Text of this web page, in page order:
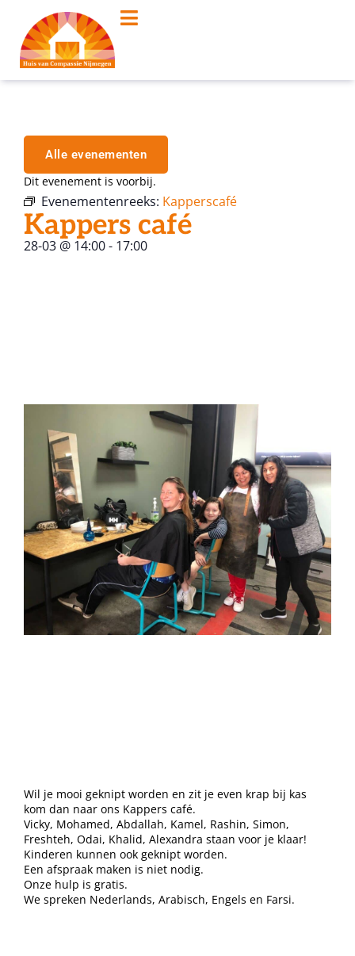
Alle evenementen
Dit evenement is voorbij.
Evenementenreeks: Kapperscafé
Kappers café
28-03 @ 14:00- 17:00
Wil je mooi geknipt worden en zit je even krap bij kas
kom dan naar ons Kappers café.
Vicky, Mohamed, Abdallah, Kamel, Rashin, Simon,
Freshteh, Odai, Khalid, Alexandra staan voor je klaar!
Kinderen kunnen ook geknipt worden.
Een afspraak maken is niet nodig.
Onze hulp is gratis.
We spreken Nederlands, Arabisch, Engels en Farsi.